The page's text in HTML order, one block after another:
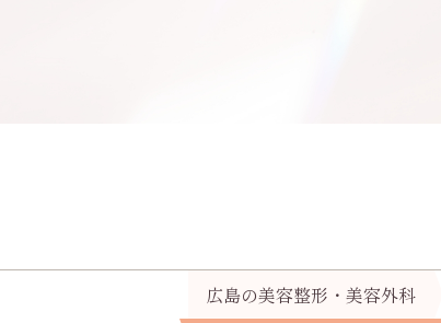
広島の美容整形・美容外科